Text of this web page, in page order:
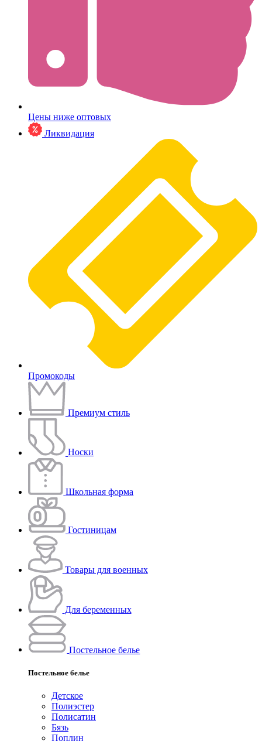
Цены ниже оптовых
Ликвидация
Промокоды
Премиум стиль
Носки
Школьная форма
Гостиницам
Товары для военных
Для беременных
Постельное белье
Постельное белье
Детское
Полиэстeр
Полисатин
Бязь
Поплин